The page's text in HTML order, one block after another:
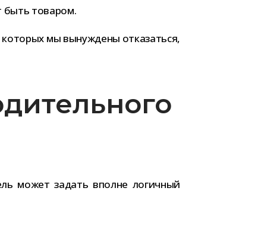
быть товаром.
мы вынуж­дены отка­заться,
может задать вполне логич­ный